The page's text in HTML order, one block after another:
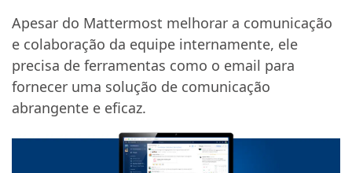
Apesar do Mattermost melhorar a comunicação
e colaboração da equipe internamente, ele
precisa de ferramentas como o email para
fornecer uma solução de comunicação
abrangente e eficaz.